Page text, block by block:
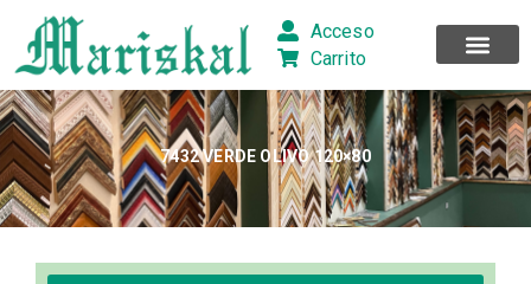
contenido
Acceso
Carrito
7432 VERDE OLIVO 120×80